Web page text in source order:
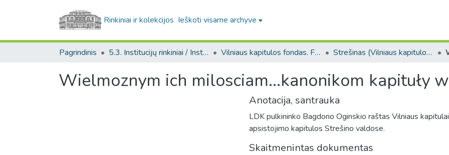
Rinkiniai ir kolekcijos Ieškoti visame archyve
Pagrindinis 5.3. Institucijų rinkiniai / Institutional collections Vilniaus kapitulos fondas. F43 Strešinas (Vilniaus kapitulos fondas. F43. Bažnytinės valdos)
Wielmoznym ich milosciam...kanonikom kapituły
Anotacija, santrauka
LDK pulkininko Bagdono Oginskio raštas Vilniaus
apsistojimo kapitulos Strešino valdose.
Skaitmenintas dokumentas